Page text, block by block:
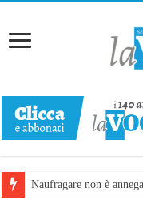
Naufragare non è